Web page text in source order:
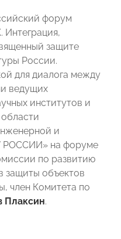
форум
Интеграция,
защите
России.
для диалога между
ведущих
институтов и
и
РОССИИ» на форуме
по развитию
защиты объектов
член Комитета по
Плаксин.